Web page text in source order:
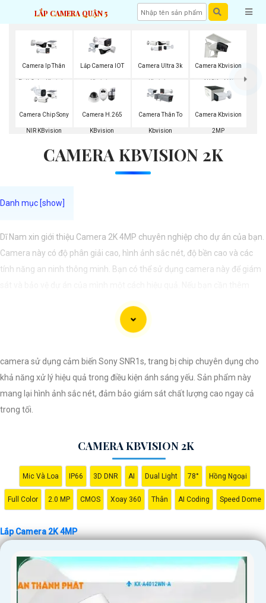
LẮP CAMERA QUẬN 5
Camera Ip Thân
Full Color Kbvision
Lắp Camera IOT
Kbvision
Camera Ultra 3k
Kbvision
Camera Kbvision
4K Siêu Nét
Camera Chip Sony
NIR KBvision
Camera H.265
KBvision
Camera Thân To
Kbvision
Camera Kbvision
2MP
CAMERA KBVISION 2K
Dĩ Nam xin giới thiệu Camera 2K 4MP chuyên nghiệp cho dự án của bạn.
Camera này có độ phân giải cao, hình ảnh sắc nét, độ bền cao và các
tính năng an ninh thông minh. Bạn có thể sử dụng camera này để giám
camera sử dụng cảm biến Sony SNR1s, trang bị chip chuyên dụng cho
khả năng xử lý hiệu quả trong điều kiện ánh sáng yếu. Sản phẩm này
mang lại hình ảnh sắc nét, đảm bảo giám sát chất lượng cao ngay cả
trong tối.
CAMERA KBVISION 2K
Mic Và Loa IP66 3D DNR AI Dual Light 78° Hồng Ngoại
Full Color 2.0 MP CMOS Xoay 360 Thân AI Coding Speed Dome
Lắp Camera 2K 4MP